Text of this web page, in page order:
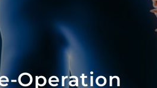
Operation